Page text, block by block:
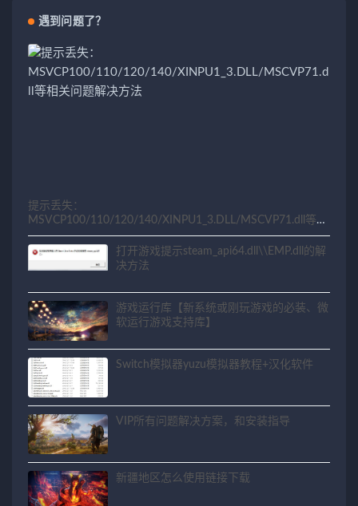
遇到问题了？
提示丢失：
MSVCP100/110/120/140/XINPU1_3.DLL/MSCVP71.dll等相
关问题解决方法
打开游戏提示steam_api64.dll\\EMP.dll的解
决方法
游戏运行库【新系统或刚玩游戏的必装、微
软运行游戏支持库】
Switch模拟器yuzu模拟器教程+汉化软件
VIP所有问题解决方案，和安装指导
新疆地区怎么使用链接下载